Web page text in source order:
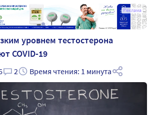
Реклама
уровнем тестостерона
COVID-19
2 Время чтения: 1 минута